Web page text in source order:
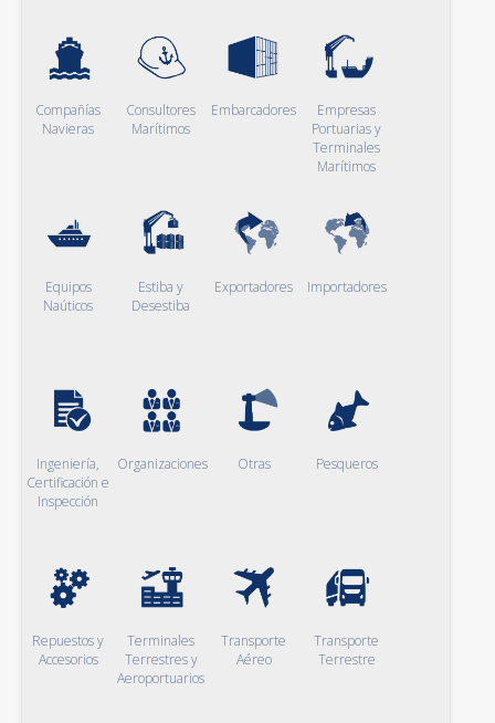
Compañías
Navieras
Consultores
Marítimos
Embarcadores
Empresas
Portuarias y
Terminales
Marítimos
Equipos
Naúticos
Estiba y
Desestiba
Exportadores Importadores
Ingeniería,
Certificación e
Inspección
Organizaciones Otras Pesqueros
Repuestos y
Accesorios
Terminales
Terrestres y
Aeroportuarios
Transporte
Aéreo
Transporte
Terrestre